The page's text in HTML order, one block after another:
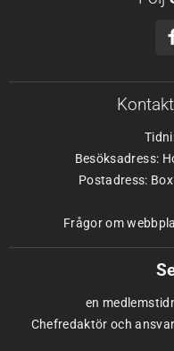
Besöksadress:
Postadress:
Frågor om
en
Chefredaktör och